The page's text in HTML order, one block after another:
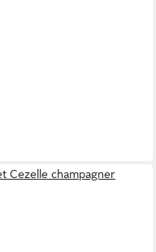
Cezelle champagner